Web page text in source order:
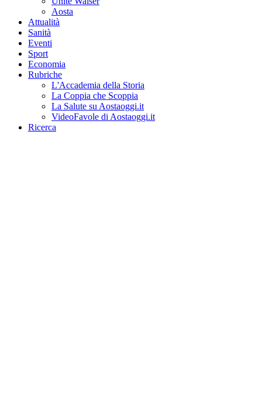
Aosta
Attualità
Sanità
Eventi
Sport
Economia
Rubriche
L'Accademia della Storia
La Coppia che Scoppia
La Salute su Aostaoggi.it
VideoFavole di Aostaoggi.it
Ricerca